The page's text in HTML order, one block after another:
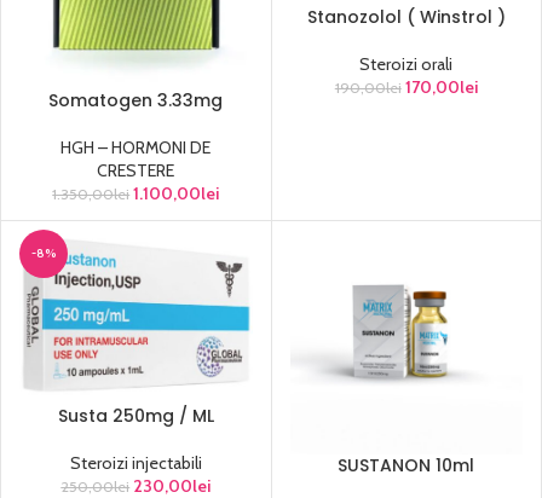
Somatogen 3.33mg
HGH – HORMONI DE
CRESTERE
1.350,00lei 1.100,00lei
Stanozolol ( Winstrol )
Steroizi orali
190,00lei 170,00lei
-8%
Susta 250mg / ML
Steroizi injectabili
250,00lei 230,00lei
SUSTANON 10ml